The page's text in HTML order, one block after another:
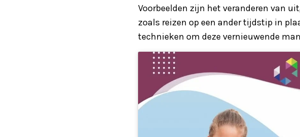
Voorbeelden zijn het veranderen van
zoals reizen op een ander tijdstip in
technieken om deze vernieuwende